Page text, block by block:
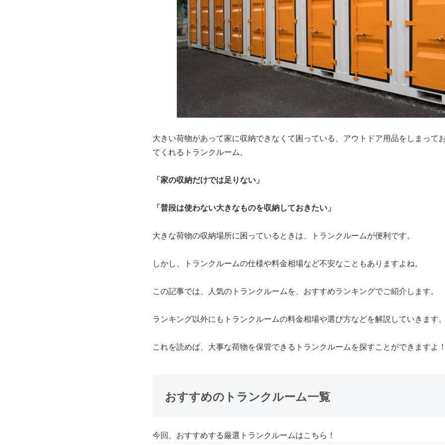
大きい荷物があって家に収納できなくて困っている、アウトドア用品をしまって
てくれるトランクルーム。
「家の収納だけでは足りない」
「普段は使わない大きなものを収納しておきたい」
大きな荷物の収納場所に困っているときは、トランクルームが便利です。
しかし、トランクルームの仕様や料金相場など不安なこともありますよね。
この記事では、 人気のトランクルームを、おすすめランキングでご紹介します。
ランキング以外にも トランクルームの料金相場や選び方などを解説していきます
これを読めば、大事な荷物を保管できるトランクルームを探すことができますよ
おすすめのトランクルーム一覧
今回、おすすめする厳選トランクルームはこちら！